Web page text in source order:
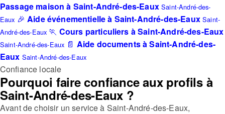
Passage maison à Saint-André-des-Eaux Saint-André-des-
Eaux 🎉 Aide événementielle à Saint-André-des-Eaux Saint-
André-des-Eaux 🏃 Cours particuliers à Saint-André-des-Eaux
Saint-André-des-Eaux 📄 Aide documents à Saint-André-des-
Eaux Saint-André-des-Eaux
Confiance locale
Pourquoi faire confiance aux profils à
Saint-André-des-Eaux ?
Avant de choisir un service à Saint-André-des-Eaux,